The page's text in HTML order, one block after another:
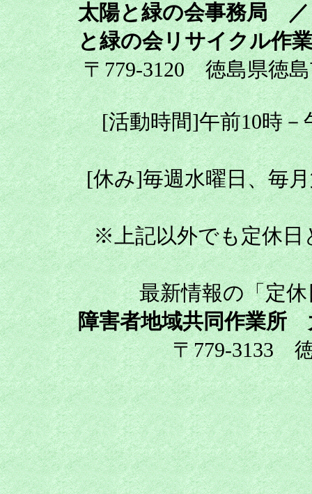
太陽と緑の会事務局
と緑の会リサイクル作
〒779-3120 徳島県徳
[活動時間]午前10時
[休み]毎週水曜日、毎
※上記以外でも定休日
最新情報の「定
障害者地域共同作業所
〒779-3133